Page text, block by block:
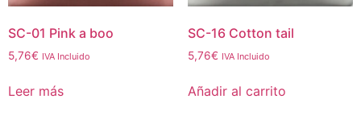
SC-01 Pink a boo
5,76€ IVA Incluido
Leer más
SC-16 Cotton tail
5,76€ IVA Incluido
Añadir al carrito